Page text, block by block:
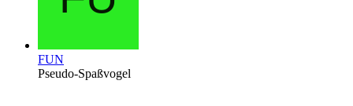
FUN
Pseudo-Spaßvogel